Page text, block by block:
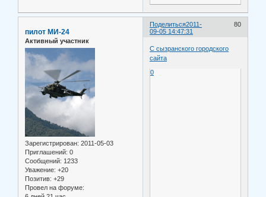
Поделиться 80
2011-
09-05 14:47:31
пилот МИ-24
Активный участник
Зарегистрирован: 2011-05-03
Приглашений: 0
Сообщений: 1233
Уважение: +20
Позитив: +29
Провел на форуме:
С сызранского городского
сайта
0